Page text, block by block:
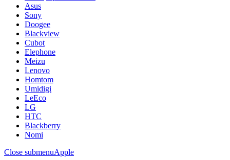
Asus
Sony
Doogee
Blackview
Cubot
Elephone
Meizu
Lenovo
Homtom
Umidigi
LeEco
LG
HTC
Blackberry
Nomi
Close submenuApple